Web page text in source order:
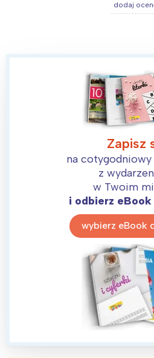
dodaj
Zapisz
na
z
w Twoim
i odbierz eBook
wybierz eBook